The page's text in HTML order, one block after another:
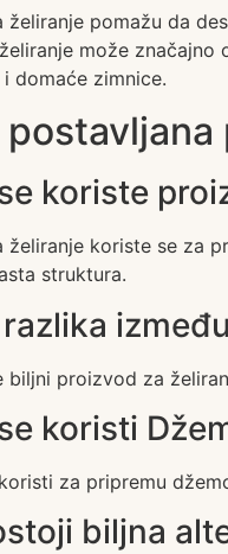
želiranje pomažu da
može
domaće zimnice.
koriste
želiranje koriste se za
struktura.
biljni proizvod za
koristi
za pripremu
biljna